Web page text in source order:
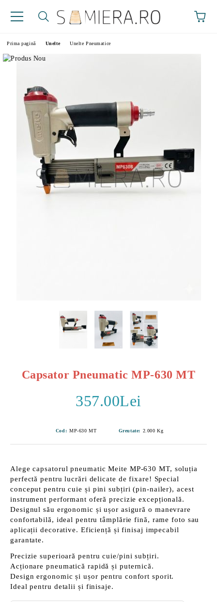
Prima pagină Unelte Unelte Pneumatice
Capsator Pneumatic MP-630 MT
357.00Lei
Cod: MP-630 MT Greutate: 2.000 Kg
Alegecapsatorul pneumatic Meite MP-630 MT, soluția
perfectă pentru lucrări delicate de fixare! Special
conceput pentrucuie și pini subțiri (pin-nailer), acest
instrument performant oferă precizie excepțională.
Designul său ergonomic și ușor asigură o manevrare
confortabilă, ideal pentru tâmplărie fină, rame foto sau
aplicații decorative. Eficiență și finisaj impecabil
garantate.
Precizie superioară pentru cuie/pini subțiri.
Acționare pneumatică rapidă și puternică.
Design ergonomic și ușor pentru confort sporit.
Ideal pentru detalii și finisaje.